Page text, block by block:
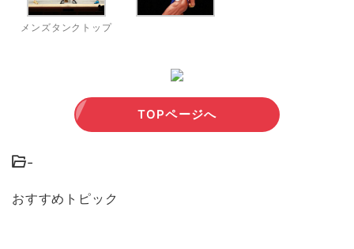
メンズタンクトップ
TOPページへ
-
おすすめトピック